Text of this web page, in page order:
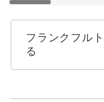
フランクフル
る